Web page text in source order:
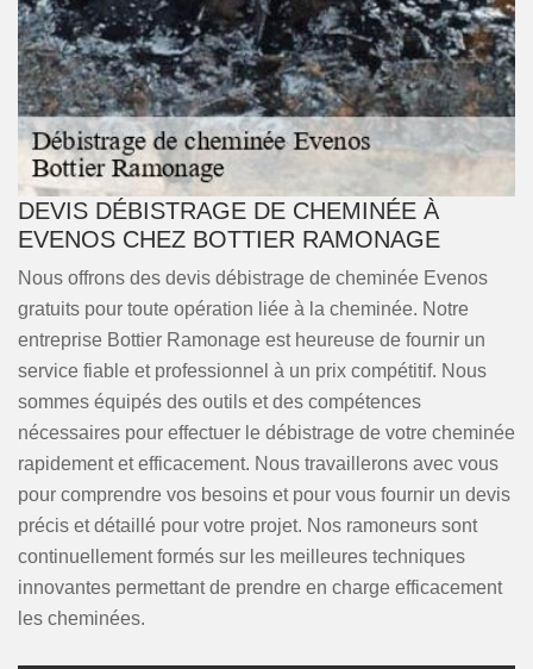
DEVIS DÉBISTRAGE DE CHEMINÉE À
EVENOS CHEZ BOTTIER RAMONAGE
Nous offrons des devis débistrage de cheminée Evenos
gratuits pour toute opération liée à la cheminée. Notre
entreprise Bottier Ramonage est heureuse de fournir un
service fiable et professionnel à un prix compétitif. Nous
sommes équipés des outils et des compétences
nécessaires pour effectuer le débistrage de votre cheminée
rapidement et efficacement. Nous travaillerons avec vous
pour comprendre vos besoins et pour vous fournir un devis
précis et détaillé pour votre projet. Nos ramoneurs sont
continuellement formés sur les meilleures techniques
innovantes permettant de prendre en charge efficacement
les cheminées.